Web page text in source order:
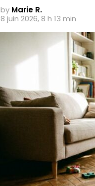
by Marie R.
8 juin 2026, 8 h 13 min